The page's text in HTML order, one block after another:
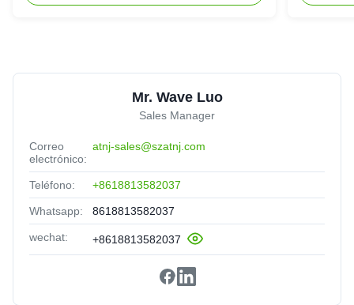
Mr. Wave Luo
Sales Manager
Correo
electrónico:
atnj-sales@szatnj.com
Teléfono: +8618813582037
Whatsapp: 8618813582037
wechat: +8618813582037